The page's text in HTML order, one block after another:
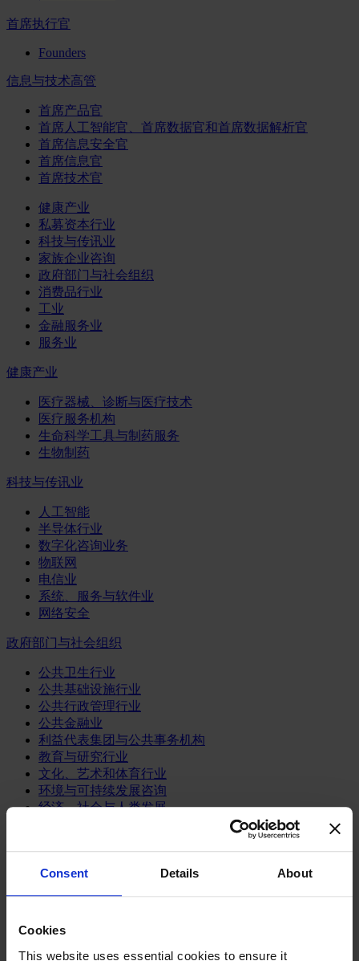
Consent Details About
Cookies
This website uses essential cookies to ensure it
首席执行官
Founders
信息与技术高管
首席产品官
首席人工智能官、首席数据官和首席数据解析官
首席信息安全官
首席信息官
首席技术官
健康产业
私募资本行业
科技与传讯业
家族企业咨询
政府部门与社会组织
消费品行业
工业
金融服务业
服务业
健康产业
医疗器械、诊断与医疗技术
医疗服务机构
生命科学工具与制药服务
生物制药
科技与传讯业
人工智能
半导体行业
数字化咨询业务
物联网
电信业
系统、服务与软件业
网络安全
政府部门与社会组织
公共卫生行业
公共基础设施行业
公共行政管理行业
公共金融业
利益代表集团与公共事务机构
教育与研究行业
文化、艺术和体育行业
环境与可持续发展咨询
经济、社会与人类发展
体育业
消费品
餐饮、旅游与酒店业